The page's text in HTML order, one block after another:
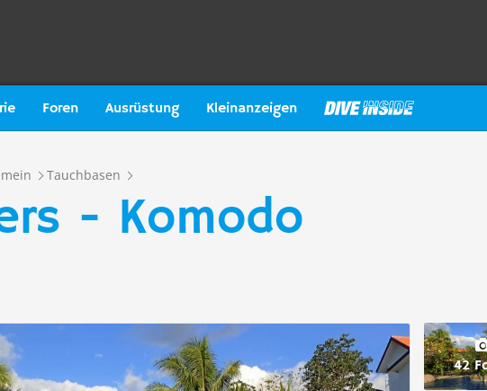
Foren Ausrüstung Kleinanzeigen
Tauchbasen
- Komodo
42